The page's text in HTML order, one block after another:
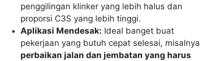
penggilingan klinker yang lebih halus dan
proporsi C3S yang lebih tinggi.
Aplikasi Mendesak: Ideal banget buat
pekerjaan yang butuh cepat selesai, misalnya
perbaikan jalan dan jembatan yang harus